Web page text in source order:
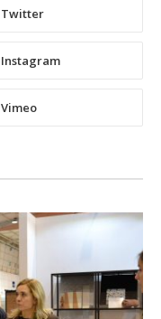
Twitter
Instagram
Vimeo